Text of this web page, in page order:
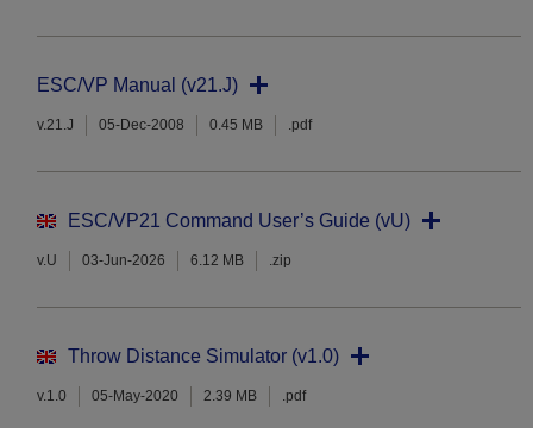
ESC/VP Manual (v21.J)
v.21.J 05-Dec-2008 0.45 MB .pdf
ESC/VP21 Command User’s Guide (vU)
v.U 03-Jun-2026 6.12 MB .zip
Throw Distance Simulator (v1.0)
v.1.0 05-May-2020 2.39 MB .pdf